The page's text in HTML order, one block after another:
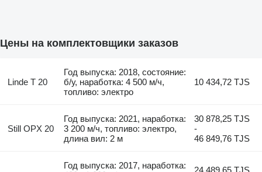
Цены на комплектовщики заказов
Linde T 20
Год выпуска: 2018, состояние:
б/у, наработка: 4 500 м/ч,
топливо: электро
10 434,72 TJS
Still OPX 20
Год выпуска: 2021, наработка:
3 200 м/ч, топливо: электро,
длина вил: 2 м
30 878,25 TJS
-
46 849,76 TJS
Год выпуска: 2017, наработка:
24 489,65 TJS